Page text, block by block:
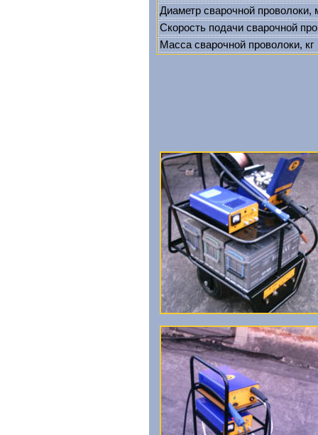
Диаметр сварочной проволоки,
Скорость подачи сварочной
Масса сварочной проволоки, кг